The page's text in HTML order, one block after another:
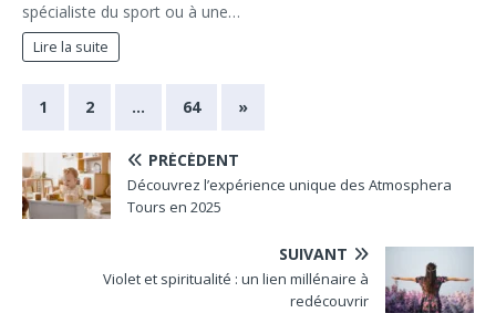
spécialiste du sport ou à une…
Lire la suite
1 2 … 64 »
PRÉCÉDENT
Découvrez l’expérience unique des Atmosphera
Tours en 2025
SUIVANT
Violet et spiritualité : un lien millénaire à
redécouvrir